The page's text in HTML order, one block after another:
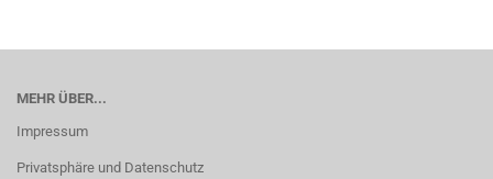
MEHR ÜBER...
Impressum
Privatsphäre und Datenschutz